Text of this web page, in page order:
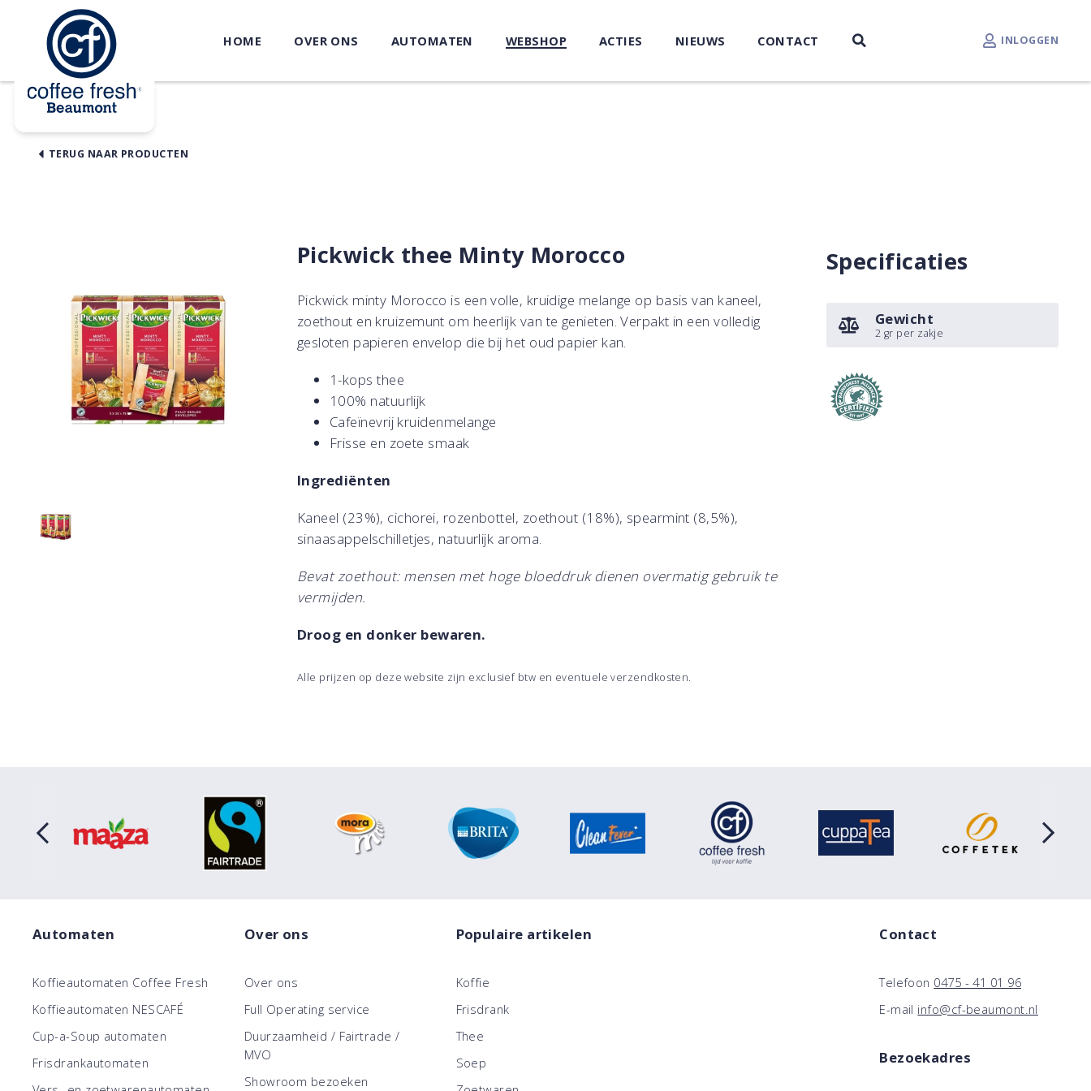
INLOGGEN
HOME OVER ONS AUTOMATEN WEBSHOP ACTIES NIEUWS CONTACT
TERUG NAAR PRODUCTEN
Pickwick thee Minty Morocco
Pickwick minty Morocco is een volle, kruidige melange op basis van kaneel,
zoethout en kruizemunt om heerlijk van te genieten. Verpakt in een volledig
gesloten papieren envelop die bij het oud papier kan.
1-kops thee
100% natuurlijk
Cafeïnevrij kruidenmelange
Frisse en zoete smaak
Ingrediënten
Kaneel (23%), cichorei, rozenbottel, zoethout (18%), spearmint (8,5%),
sinaasappelschilletjes, natuurlijk aroma.
Bevat zoethout: mensen met hoge bloeddruk dienen overmatig gebruik te
vermijden.
Droog en donker bewaren.
Alle prijzen op deze website zijn exclusief btw en eventuele verzendkosten.
Specificaties
Gewicht
2 gr per zakje
Automaten
Koffieautomaten Coffee Fresh
Koffieautomaten NESCAFÉ
Cup-a-Soup automaten
Frisdrankautomaten
Over ons
Over ons
Full Operating service
Duurzaamheid / Fairtrade /
MVO
Showroom bezoeken
Populaire artikelen
Koffie
Frisdrank
Thee
Soep
Contact
Telefoon 0475 - 41 01 96
E-mail info@cf-beaumont.nl
Bezoekadres